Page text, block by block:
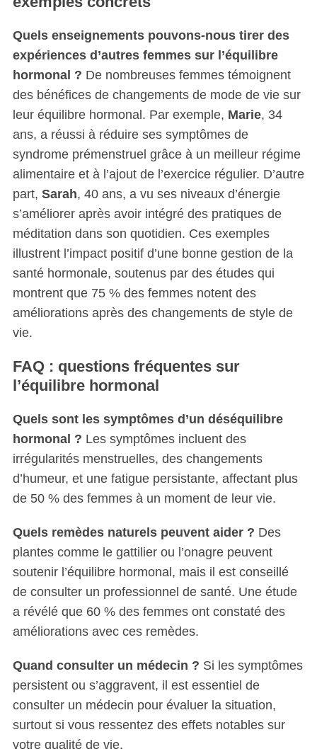
Quels enseignements pouvons-nous tirer des
expériences d’autres femmes sur l’équilibre
hormonal ? De nombreuses femmes témoignent
des bénéfices de changements de mode de vie sur
leur équilibre hormonal. Par exemple, Marie, 34
ans, a réussi à réduire ses symptômes de
syndrome prémenstruel grâce à un meilleur régime
alimentaire et à l’ajout de l’exercice régulier. D’autre
part, Sarah, 40 ans, a vu ses niveaux d’énergie
s’améliorer après avoir intégré des pratiques de
méditation dans son quotidien. Ces exemples
illustrent l’impact positif d’une bonne gestion de la
santé hormonale, soutenus par des études qui
montrent que 75 % des femmes notent des
améliorations après des changements de style de
vie.
FAQ : questions fréquentes sur
l’équilibre hormonal
Quels sont les symptômes d’un déséquilibre
hormonal ? Les symptômes incluent des
irrégularités menstruelles, des changements
d’humeur, et une fatigue persistante, affectant plus
de 50 % des femmes à un moment de leur vie.
Quels remèdes naturels peuvent aider ? Des
plantes comme le gattilier ou l’onagre peuvent
soutenir l’équilibre hormonal, mais il est conseillé
de consulter un professionnel de santé. Une étude
a révélé que 60 % des femmes ont constaté des
améliorations avec ces remèdes.
Quand consulter un médecin ? Si les symptômes
persistent ou s’aggravent, il est essentiel de
consulter un médecin pour évaluer la situation,
surtout si vous ressentez des effets notables sur
votre qualité de vie.